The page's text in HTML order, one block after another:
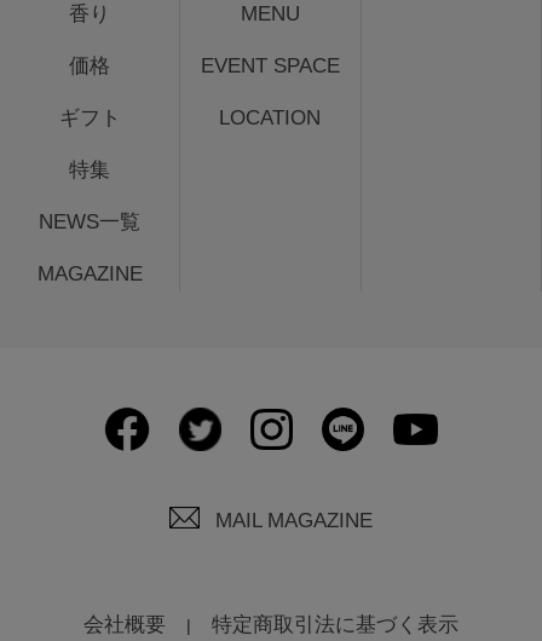
香り
価格
ギフト
特集
NEWS一覧
MAGAZINE
MENU
EVENT SPACE
LOCATION
MAIL MAGAZINE
会社概要 特定商取引法に基づく表示